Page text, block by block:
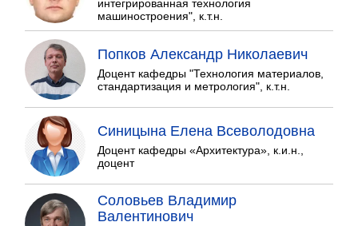
интегрированная технология
машиностроения", к.т.н.
Попков Александр Николаевич
Доцент кафедры "Технология материалов,
стандартизация и метрология", к.т.н.
Синицына Елена Всеволодовна
Доцент кафедры «Архитектура», к.и.н.,
доцент
Соловьев Владимир
Валентинович